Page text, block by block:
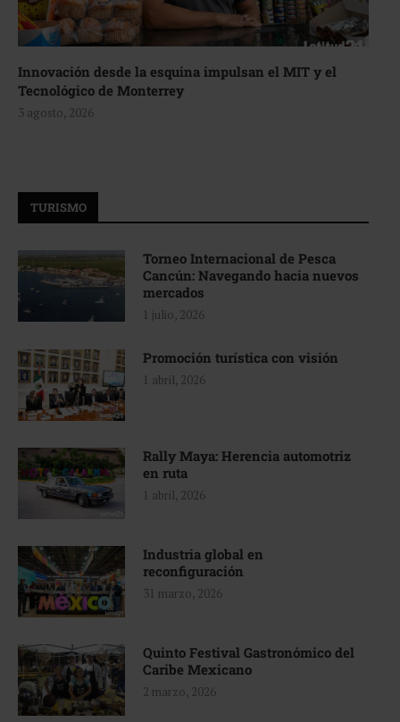
Innovación desde la esquina impulsan el MIT y el
Tecnológico de Monterrey
3 agosto, 2026
TURISMO
Torneo Internacional de Pesca
Cancún: Navegando hacia nuevos
mercados
1 julio, 2026
Promoción turística con visión
1 abril, 2026
Rally Maya: Herencia automotriz
en ruta
1 abril, 2026
Industria global en
reconfiguración
31 marzo, 2026
Quinto Festival Gastronómico del
Caribe Mexicano
2 marzo, 2026